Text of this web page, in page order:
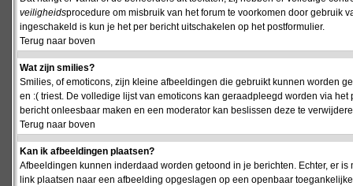
veiligheidsprocedure om misbruik van het forum te voorkomen door gebruik
ingeschakeld is kun je het per bericht uitschakelen op het postformulier.
Terug naar boven
Wat zijn smilies?
Smilies, of emoticons, zijn kleine afbeeldingen die gebruikt kunnen worden
en :( triest. De volledige lijst van emoticons kan geraadpleegd worden via
bericht onleesbaar maken en een moderator kan beslissen deze te
Terug naar boven
Kan ik afbeeldingen plaatsen?
Afbeeldingen kunnen inderdaad worden getoond in je berichten. Echter, er
link plaatsen naar een afbeelding opgeslagen op een openbaar